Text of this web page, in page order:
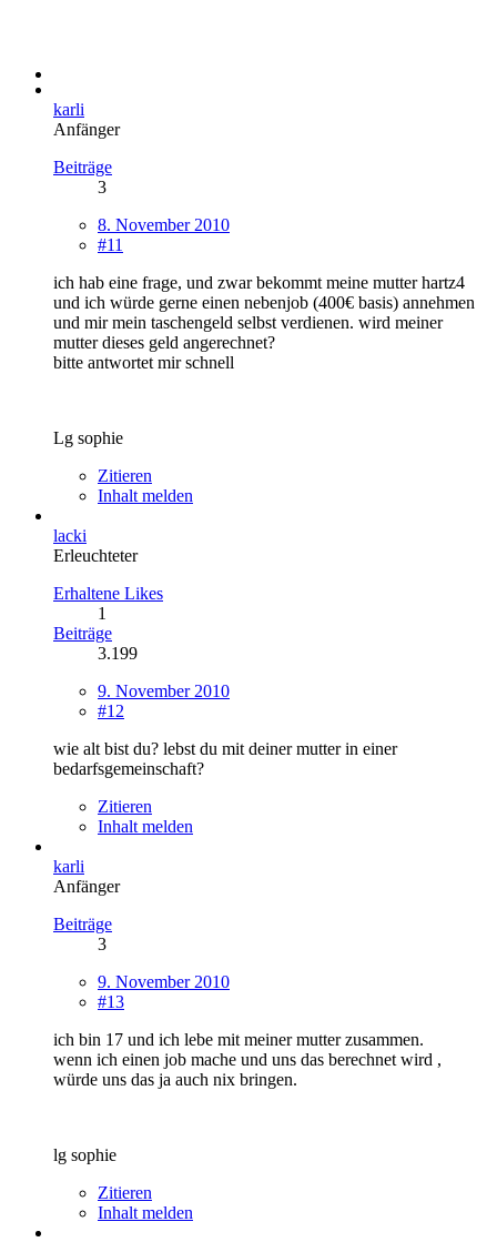
karli
Anfänger
Beiträge
3
8. November 2010
#11
ich hab eine frage, und zwar bekommt meine mutter hartz4
und ich würde gerne einen nebenjob (400€ basis) annehmen
und mir mein taschengeld selbst verdienen. wird meiner
mutter dieses geld angerechnet?
bitte antwortet mir schnell
Lg sophie
Zitieren
Inhalt melden
lacki
Erleuchteter
Erhaltene Likes
1
Beiträge
3.199
9. November 2010
#12
wie alt bist du? lebst du mit deiner mutter in einer
bedarfsgemeinschaft?
Zitieren
Inhalt melden
karli
Anfänger
Beiträge
3
9. November 2010
#13
ich bin 17 und ich lebe mit meiner mutter zusammen.
wenn ich einen job mache und uns das berechnet wird ,
würde uns das ja auch nix bringen.
lg sophie
Zitieren
Inhalt melden